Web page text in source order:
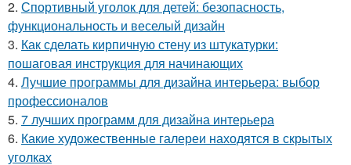
2. Спортивный уголок для детей: безопасность,
функциональность и веселый дизайн
3. Как сделать кирпичную стену из штукатурки:
пошаговая инструкция для начинающих
4. Лучшие программы для дизайна интерьера: выбор
профессионалов
5. 7 лучших программ для дизайна интерьера
6. Какие художественные галереи находятся в скрытых
уголках